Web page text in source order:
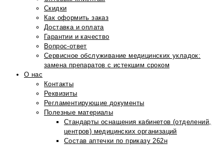
Скидки
Как оформить заказ
Доставка и оплата
Гарантии и качество
Вопрос-ответ
Сервисное обслуживание медицинских укладок:
замена препаратов с истекшим сроком
О нас
Контакты
Реквизиты
Регламентирующие документы
Полезные материалы
Стандарты оснащения кабинетов (отделений,
центров) медицинских организаций
Состав аптечки по приказу 262н